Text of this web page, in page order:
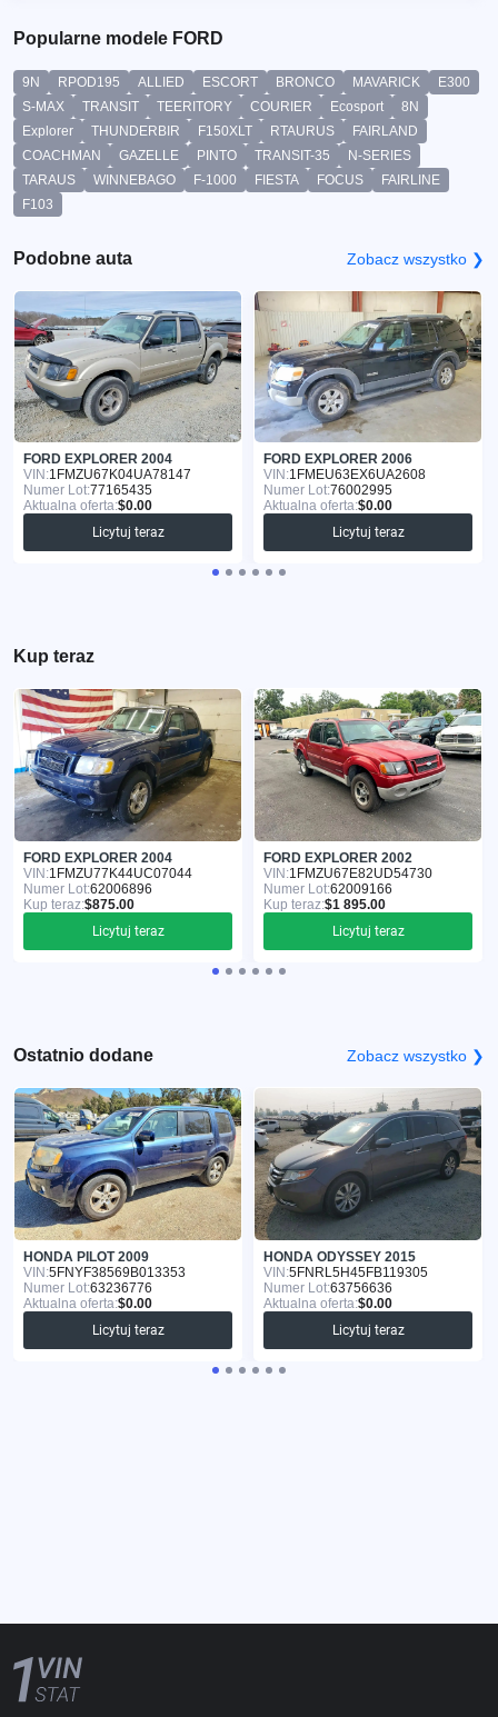
Popularne modele FORD
9N RPOD195 ALLIED ESCORT BRONCO MAVARICK
E300
S-MAX
TRANSIT TEERITORY COURIER Ecosport
8N
Explorer
THUNDERBIR F150XLT RTAURUS
FAIRLAND
COACHMAN
GAZELLE PINTO TRANSIT-35
N-SERIES
TARAUS
WINNEBAGO F-1000 FIESTA FOCUS
FAIRLINE
F103
Podobne auta Zobacz wszystko ❯
FORD EXPLORER 2004
VIN:1FMZU67K04UA78147
Numer Lot:77165435
Aktualna oferta:$0.00
Licytuj teraz
FORD EXPLORER 2006
VIN:1FMEU63EX6UA2608
Numer Lot:76002995
Aktualna oferta:$0.00
Licytuj teraz
Kup teraz
FORD EXPLORER 2004
VIN:1FMZU77K44UC07044
Numer Lot:62006896
Kup teraz:$875.00
Licytuj teraz
FORD EXPLORER 2002
VIN:1FMZU67E82UD54730
Numer Lot:62009166
Kup teraz:$1 895.00
Licytuj teraz
Ostatnio dodane Zobacz wszystko ❯
HONDA PILOT 2009
VIN:5FNYF38569B013353
Numer Lot:63236776
Aktualna oferta:$0.00
Licytuj teraz
HONDA ODYSSEY 2015
VIN:5FNRL5H45FB119305
Numer Lot:63756636
Aktualna oferta:$0.00
Licytuj teraz